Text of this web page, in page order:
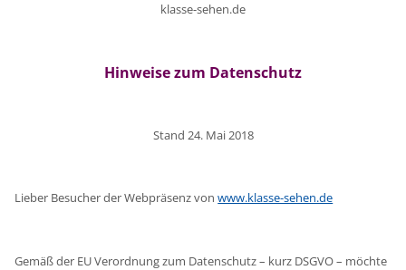
klasse-sehen.de
Hinweise zum Datenschutz
Stand 24. Mai 2018
Lieber Besucher der Webpräsenz vonwww.klasse-sehen.de
Gemäß der EU Verordnung zum Datenschutz – kurz DSGVO – möchte